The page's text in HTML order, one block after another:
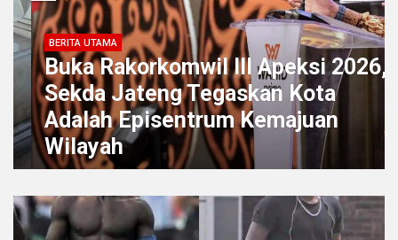
BERITA UTAMA
Buka Rakorkomwil III Apeksi 2026,
Sekda Jateng Tegaskan Kota
Adalah Episentrum Kemajuan
Wilayah